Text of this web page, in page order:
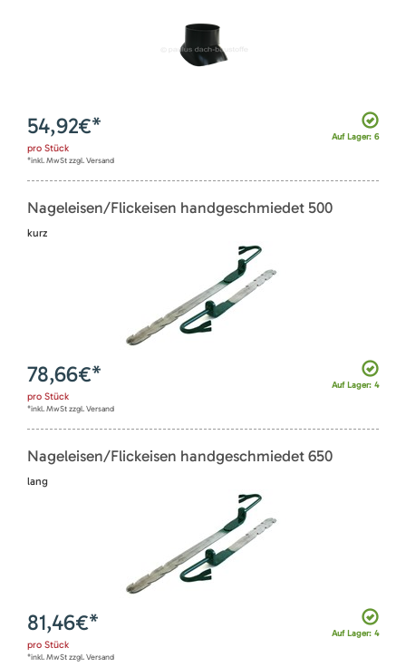
Auf Lager: 6
54,92€*
pro Stück
*inkl. MwSt zzgl. Versand
Nageleisen/Flickeisen handgeschmiedet 500
kurz
Auf Lager: 4
78,66€*
pro Stück
*inkl. MwSt zzgl. Versand
Nageleisen/Flickeisen handgeschmiedet 650
lang
Auf Lager: 4
81,46€*
pro Stück
*inkl. MwSt zzgl. Versand